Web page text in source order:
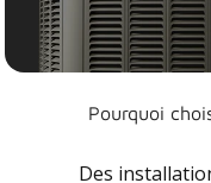
Pourquoi
Des